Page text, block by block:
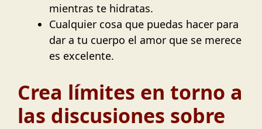
mientras te hidratas.
Cualquier cosa que puedas hacer para
dar a tu cuerpo el amor que se merece
es excelente.
Crea límites en torno a
las discusiones sobre